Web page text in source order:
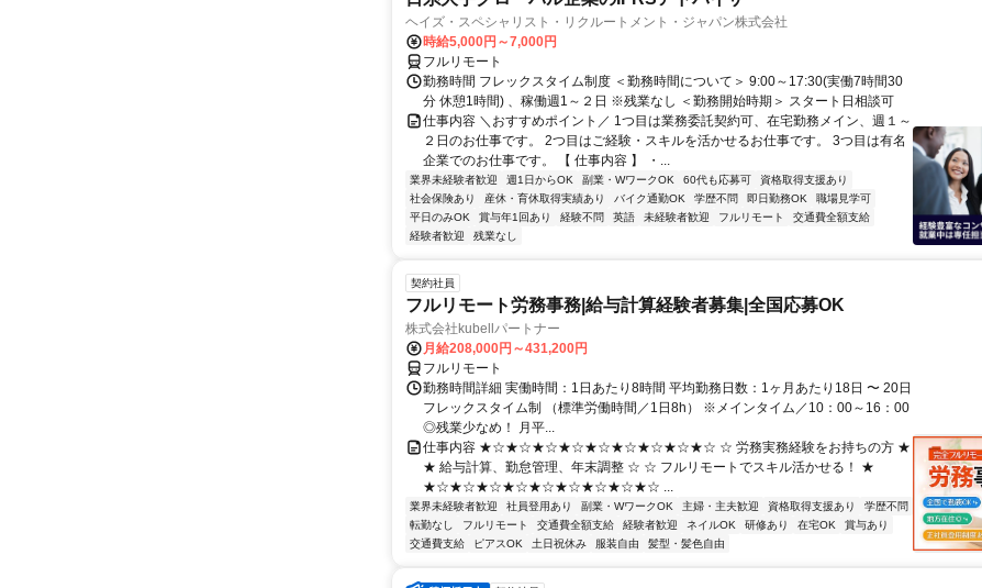
ヘイズ・スペシャリスト・リクルートメント・ジャパン株式会社
時給5,000円～7,000円
フルリモート
勤務時間 フレックスタイム制度 ＜勤務時間について＞ 9:00～17:30(実働7時間30
分 休憩1時間) 、稼働週1～２日 ※残業なし ＜勤務開始時期＞ スタート日相談可
仕事内容 ＼おすすめポイント／ 1つ目は業務委託契約可、在宅勤務メイン、週１～
２日のお仕事です。 2つ目はご経験・スキルを活かせるお仕事です。 3つ目は有名
企業でのお仕事です。 【 仕事内容 】 ・...
業界未経験者歓迎 週1日からOK 副業・WワークOK 60代も応募可
資格取得支援あり
社会保険あり
産休・育休取得実績あり バイク通勤OK 学歴不問 即日勤務OK
職場見学可
平日のみOK
賞与年1回あり 経験不問 英語 未経験者歓迎 フルリモート
交通費全額支給
経験者歓迎
残業なし
契約社員
フルリモート労務事務|給与計算経験者募集|全国応募OK
株式会社kubellパートナー
月給208,000円～431,200円
フルリモート
勤務時間詳細 実働時間：1日あたり8時間 平均勤務日数：1ヶ月あたり18日 〜 20日
フレックスタイム制 （標準労働時間／1日8h） ※メインタイム／10：00～16：00
◎残業少なめ！ 月平...
仕事内容 ★☆★☆★☆★☆★☆★☆★☆★☆★☆ ☆ 労務実務経験をお持ちの方 ★
★ 給与計算、勤怠管理、年末調整 ☆ ☆ フルリモートでスキル活かせる！ ★
★☆★☆★☆★☆★☆★☆★☆★☆★☆ ...
業界未経験者歓迎 社員登用あり 副業・WワークOK 主婦・主夫歓迎 資格取得支援あり
学歴不問
転勤なし
フルリモート 交通費全額支給 経験者歓迎 ネイルOK 研修あり 在宅OK
賞与あり
交通費支給
ピアスOK 土日祝休み 服装自由 髪型・髪色自由